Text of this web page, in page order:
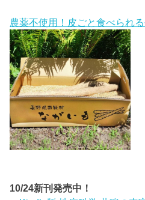
農薬不使用！皮ごと食べられ
10/24新刊発売中！